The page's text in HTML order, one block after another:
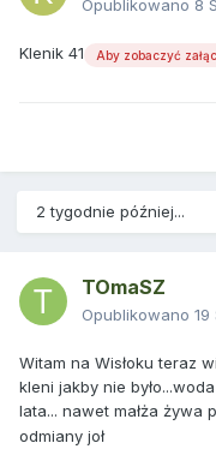
Opublikowano 8
Klenik 41 Aby zobaczyć
2 tygodnie później...
TOmaSZ
Opublikowano 19
Witam na Wisłoku teraz
kleni jakby nie
lata... nawet małża żywa
odmiany joł